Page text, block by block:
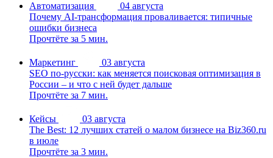
Автоматизация
04 августа
Почему AI-трансформация проваливается: типичные
ошибки бизнеса
Прочтёте за 5 мин.
Маркетинг
03 августа
SEO по-русски: как меняется поисковая оптимизация в
России – и что с ней будет дальше
Прочтёте за 7 мин.
Кейсы
03 августа
The Best: 12 лучших статей о малом бизнесе на Biz360.ru
в июле
Прочтёте за 3 мин.